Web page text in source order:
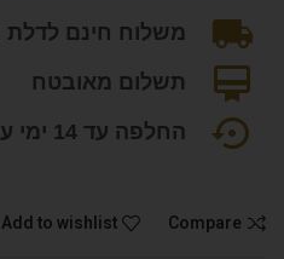
משלוח חינם לדלת הבית עד
תשלום מאובטח
החלפה עד 14 ימי עסקים
Compare
Add to wishlist